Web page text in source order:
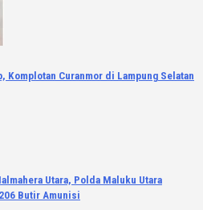
Komplotan Curanmor di Lampung Selatan
Utara, Polda Maluku Utara
Butir Amunisi